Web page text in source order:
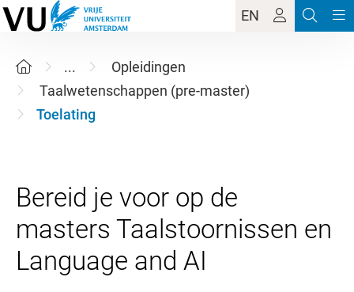
EN
...
Opleidingen
Taalwetenschappen (pre-master)
Toelating
Bereid je voor op de
masters Taalstoornissen en